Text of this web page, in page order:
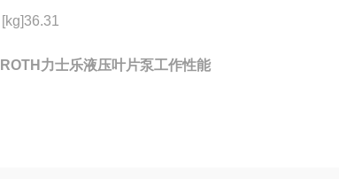
36.31
力士乐液压叶片泵工作性能